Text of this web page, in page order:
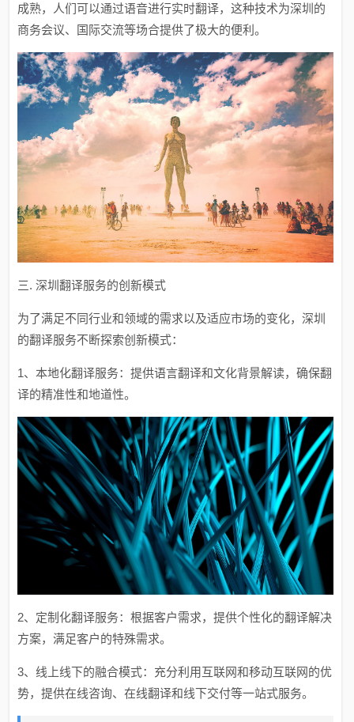
成熟，人们可以通过语音进行实时翻译，这种技术为深圳的
商务会议、国际交流等场合提供了极大的便利。
三. 深圳翻译服务的创新模式
为了满足不同行业和领域的需求以及适应市场的变化，深圳
的翻译服务不断探索创新模式：
1、本地化翻译服务：提供语言翻译和文化背景解读，确保翻
译的精准性和地道性。
2、定制化翻译服务：根据客户需求，提供个性化的翻译解决
方案，满足客户的特殊需求。
3、线上线下的融合模式：充分利用互联网和移动互联网的优
势，提供在线咨询、在线翻译和线下交付等一站式服务。